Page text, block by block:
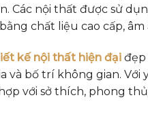
Các nội thất được sử
chất liệu cao cấp,
kế nội thất hiện đại đẹp
và bố trí không gian.
với sở thích, phong